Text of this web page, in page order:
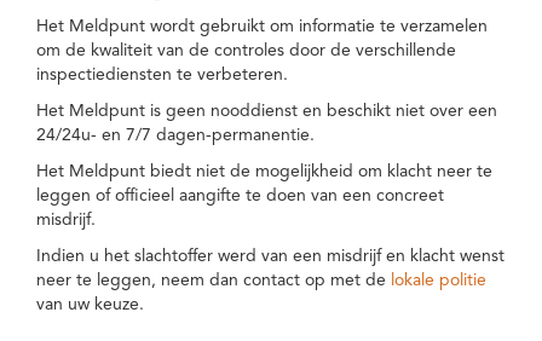
Het Meldpunt wordt gebruikt om informatie te verzamelen
om de kwaliteit van de controles door de verschillende
inspectiediensten te verbeteren.
Het Meldpunt is geen nooddienst en beschikt niet over een
24/24u- en 7/7 dagen-permanentie.
Het Meldpunt biedt niet de mogelijkheid om klacht neer te
leggen of officieel aangifte te doen van een concreet
misdrijf.
Indien u het slachtoffer werd van een misdrijf en klacht wenst
neer te leggen, neem dan contact op met de lokale politie
van uw keuze.